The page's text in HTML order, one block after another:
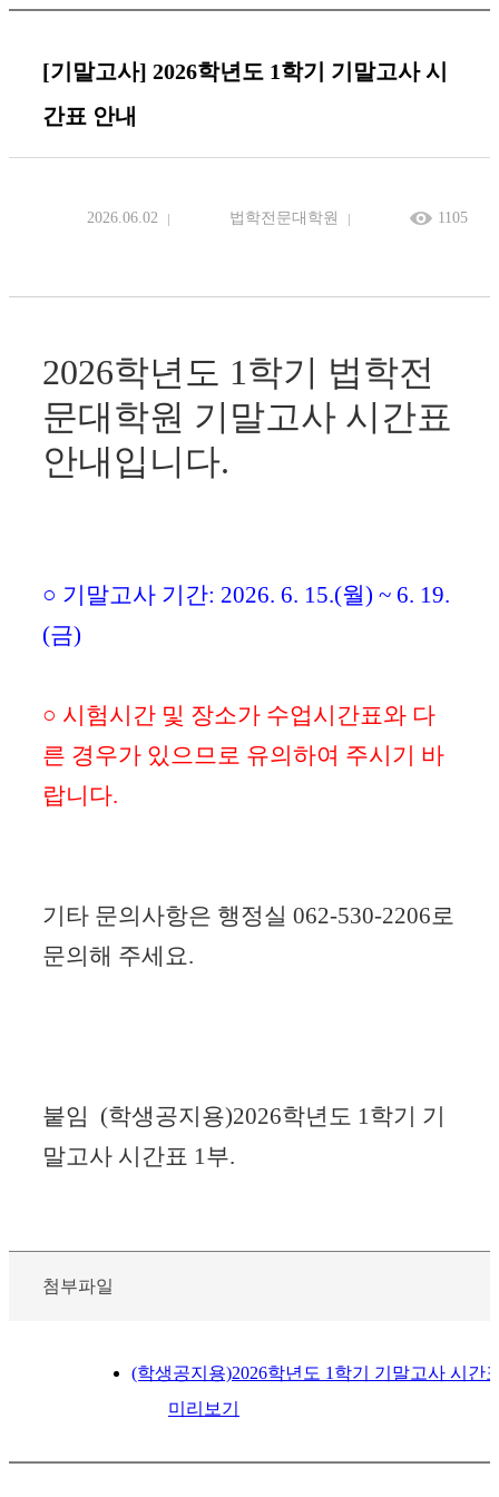
[기말고사] 2026학년도 1학기 기말고사 시
간표 안내
2026.06.02 법학전문대학원 1105
2026학년도 1학기 법학전
문대학원 기말고사 시간표
안내입니다.
○ 기말고사 기간: 2026. 6. 15.(월) ~ 6. 19.
(금)
○ 시험시간 및 장소가 수업시간표와 다
른 경우가 있으므로 유의하여 주시기 바
랍니다.
기타 문의사항은 행정실 062-530-2206로
문의해 주세요.
붙임 (학생공지용)2026학년도 1학기 기
말고사 시간표 1부.
첨부파일
(학생공지용)2026학년도 1학기 기말고사 시간
미리보기